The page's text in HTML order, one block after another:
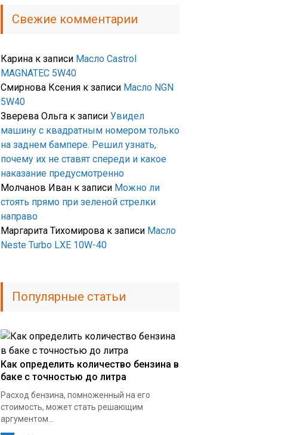
Свежие комментарии
Карина к записи Масло Castrol
MAGNATEC 5W40
Смирнова Ксения к записи Масло NGN
5W40
Зверева Ольга к записи Увидел
машину с квадратным номером только
на заднем бампере. Решил узнать,
почему их не ставят спереди и какое
наказание предусмотренно
Молчанов Иван к записи Можно ли
стоять прямо при зеленой стрелки
направо
Маргарита Тихомирова к записи Масло
Neste Turbo LXE 10W-40
Популярные статьи
Как определить количество бензина в
баке с точностью до литра
Расход бензина, помноженный на его
стоимость, может стать решающим
аргументом...